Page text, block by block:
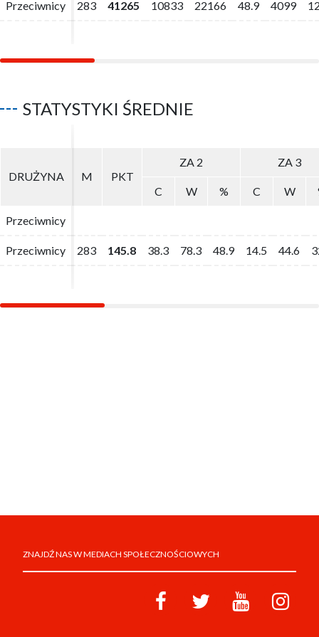
Przeciwnicy 283 41265 10833 22166 48.9 4099
Przeciwnicy 283 41265 10833 22166 48.9 4099
STATYSTYKI ŚREDNIE
DRUŻYNA M PKT
ZA 2 ZA 3
C W % C W
Przeciwnicy
Przeciwnicy 283 145.8 38.3 78.3 48.9 14.5 44.6
DRUŻYNA M PKT
ZA 2 ZA 3
C W % C W
Przeciwnicy
Przeciwnicy 283 145.8 38.3 78.3 48.9 14.5 44.6
ZNAJDŹ NAS W MEDIACH SPOŁECZNOŚCIOWYCH